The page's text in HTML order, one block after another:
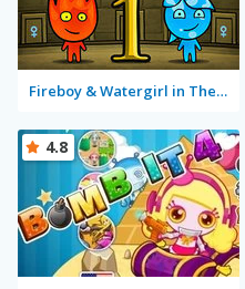
Fireboy & Watergirl in The Forest Temple
4.8